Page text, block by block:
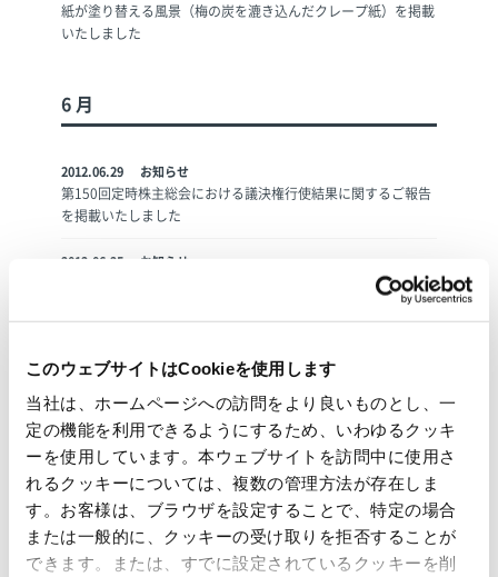
このウェブサイトはCookieを使用します
当社は、ホームページへの訪問をより良いものとし、一
定の機能を利用できるようにするため、いわゆるクッキ
ーを使用しています。本ウェブサイトを訪問中に使用さ
れるクッキーについては、複数の管理方法が存在しま
す。お客様は、ブラウザを設定することで、特定の場合
または一般的に、クッキーの受け取りを拒否することが
できます。または、すでに設定されているクッキーを削
紙が塗り替える風景（梅の炭を漉き込んだクレープ紙）を掲載
いたしました
6 月
2012.06.29 お知らせ
第150回定時株主総会における議決権行使結果に関するご報告
を掲載いたしました
2012.06.25 お知らせ
5 月
2012.05.01 お知らせ
紙が塗り替える風景（越前和紙のテーブルウェア）を掲載いた
しました